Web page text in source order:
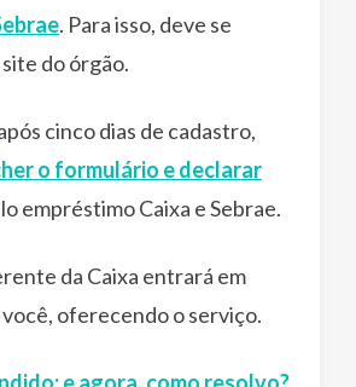
. Para isso, deve se
do órgão.
cinco dias de cadastro,
o formulário e declarar
empréstimo Caixa e Sebrae.
da Caixa entrará em
oferecendo o serviço.